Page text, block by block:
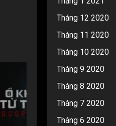
Tháng 12 2020
Tháng 11 2020
Tháng 10 2020
Tháng 9 2020
Tháng 8 2020
Tháng 7 2020
Tháng 6 2020